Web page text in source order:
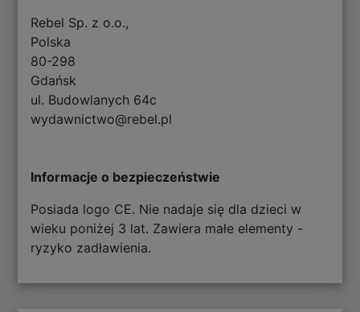
Rebel Sp. z o.o.,
Polska
80-298
Gdańsk
ul. Budowlanych 64c
wydawnictwo@rebel.pl
Informacje o bezpieczeństwie
Posiada logo CE. Nie nadaje się dla dzieci w
wieku poniżej 3 lat. Zawiera małe elementy -
ryzyko zadławienia.